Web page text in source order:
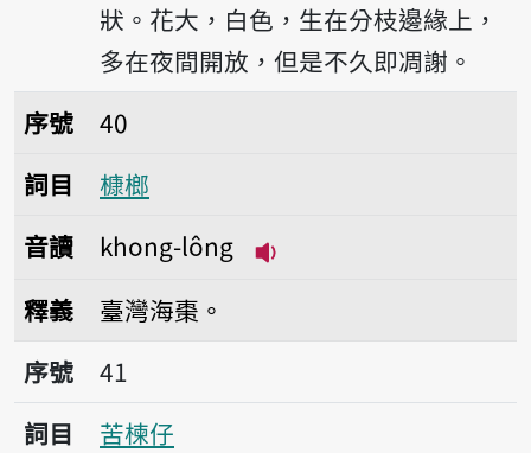
狀。花大，白色，生在分枝邊緣上，
多在夜間開放，但是不久即凋謝。
序號40槺榔
序號
40
詞目
槺榔
音讀
khong-lông
釋義
臺灣海棗。
序號41苦楝仔
序號
41
詞目
苦楝仔